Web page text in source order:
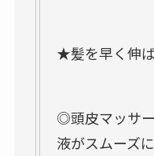
★髪を早く伸ば
◎頭皮マッサ
液がスムーズ